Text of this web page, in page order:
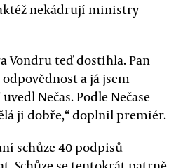
nekádrují ministry
Vondru teď dostihla. Pan
a já jsem
Nečas. Podle Nečase
ji dobře,“ doplnil premiér.
schůze 40 podpisů